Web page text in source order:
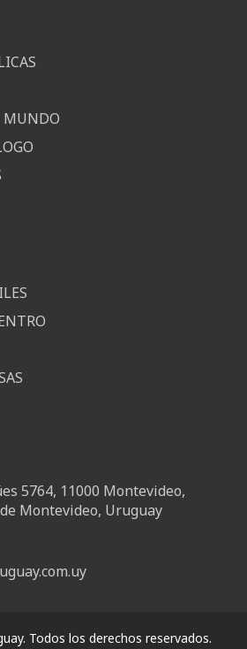
MUNDO
5764, 11000 Montevideo,
Montevideo, Uruguay
Todos los derechos reservados.